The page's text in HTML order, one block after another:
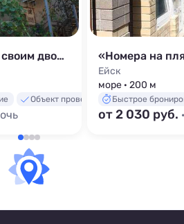
Отдельный дом со своим двором «Кубанский дворик»
Объект проверен
«Номера на
Ейск
море · 200 м
Быстрое
от 2 030 руб.